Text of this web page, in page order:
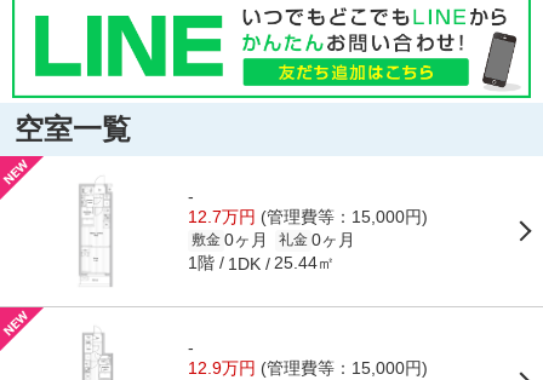
空室一覧
-
12.7万円 (管理費等：15,000円)
敷金 0ヶ月 礼金 0ヶ月
1階 1DK 25.44㎡
-
12.9万円 (管理費等：15,000円)